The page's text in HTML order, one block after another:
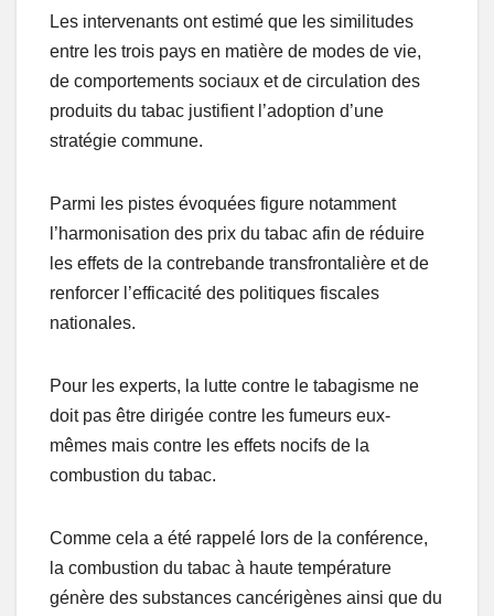
Les intervenants ont estimé que les similitudes
entre les trois pays en matière de modes de vie,
de comportements sociaux et de circulation des
produits du tabac justifient l’adoption d’une
stratégie commune.
Parmi les pistes évoquées figure notamment
l’harmonisation des prix du tabac afin de réduire
les effets de la contrebande transfrontalière et de
renforcer l’efficacité des politiques fiscales
nationales.
Pour les experts, la lutte contre le tabagisme ne
doit pas être dirigée contre les fumeurs eux-
mêmes mais contre les effets nocifs de la
combustion du tabac.
Comme cela a été rappelé lors de la conférence,
la combustion du tabac à haute température
génère des substances cancérigènes ainsi que du